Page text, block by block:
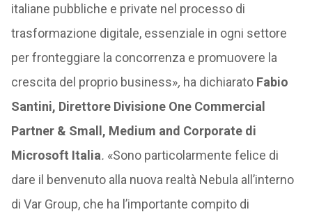
italiane pubbliche e private nel processo di
trasformazione digitale, essenziale in ogni settore
per fronteggiare la concorrenza e promuovere la
crescita del proprio business», ha dichiarato Fabio
Santini, Direttore Divisione One Commercial
Partner & Small, Medium and Corporate di
Microsoft Italia. «Sono particolarmente felice di
dare il benvenuto alla nuova realtà Nebula all’interno
di Var Group, che ha l’importante compito di